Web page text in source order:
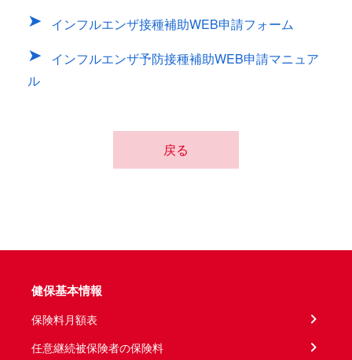
インフルエンザ接種補助WEB申請フォーム
インフルエンザ予防接種補助WEB申請マニュア
ル
戻る
健保基本情報
保険料月額表
任意継続被保険者の保険料